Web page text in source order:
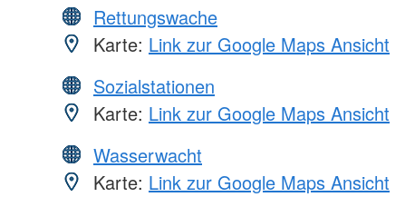
Rettungswache
Karte: Link zur Google Maps Ansicht
Sozialstationen
Karte: Link zur Google Maps Ansicht
Wasserwacht
Karte: Link zur Google Maps Ansicht